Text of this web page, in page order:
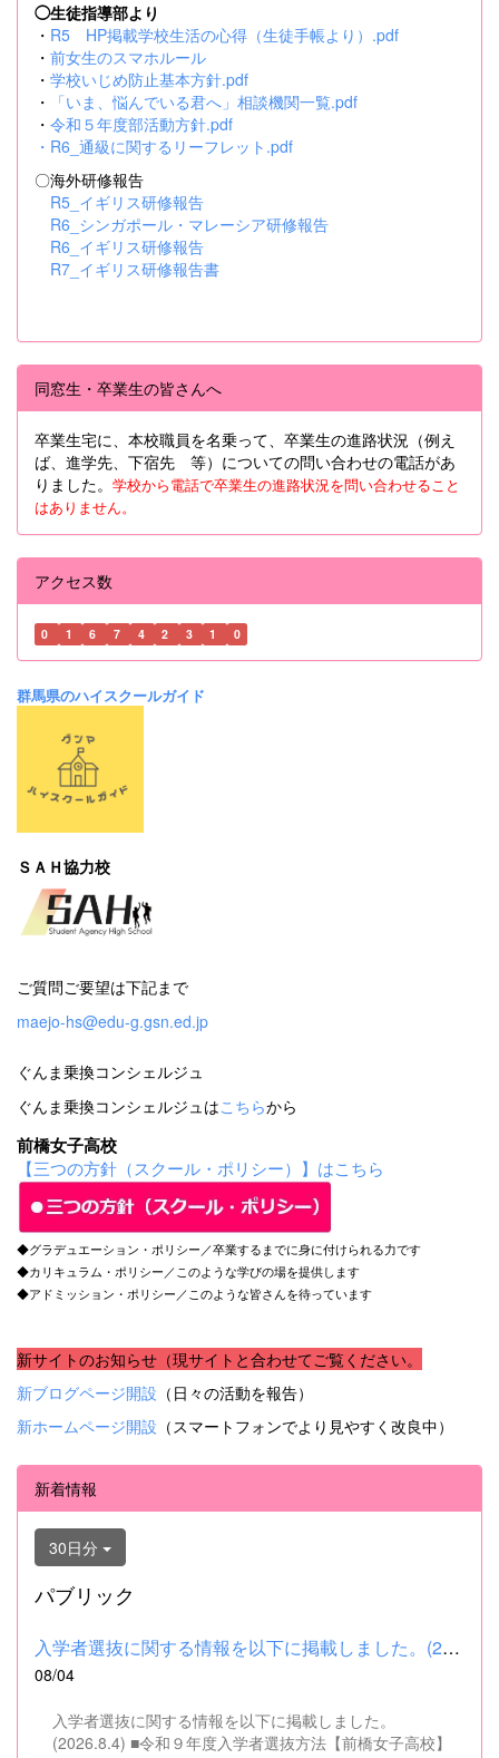
◯生徒指導部より
・ R5 HP掲載学校生活の心得（生徒手帳より）.pdf
・ 前女生のスマホルール
・ 学校いじめ防止基本方針.pdf
・
「いま、悩んでいる君へ」相談機関一覧.pdf
・ 令和５年度部活動方針.pdf
・ R6_通級に関するリーフレット.pdf
〇海外研修報告
R5_イギリス研修報告
R6_シンガポール・マレーシア研修報告
R6_イギリス研修報告
R7_イギリス研修報告書
同窓生・卒業生の皆さんへ
卒業生宅に、本校職員を名乗って、卒業生の進路状況（例え
ば、進学先、下宿先 等）についての問い合わせの電話があ
りました。 学校から電話で卒業生の進路状況を問い合わせること
はありません。
アクセス数
0 1 6 7 4 2 3 1 0
群馬県のハイスクールガイド
ＳＡＨ協力校
ご質問ご要望は下記まで
maejo-hs@edu-g.gsn.ed.jp
ぐんま乗換コンシェルジュ
ぐんま乗換コンシェルジュはこちらから
前橋女子高校
【三つの方針（スクール・ポリシー）】はこちら
◆グラデュエーション・ポリシー／卒業するまでに身に付けられる力です
◆カリキュラム・ポリシー／このような学びの場を提供します
◆アドミッション・ポリシー／このような皆さんを待っています
新サイトのお知らせ（現サイトと合わせてご覧ください。
新ブログページ開設 （日々の活動を報告）
新ホームページ開設 （スマートフォンでより見やすく改良中）
新着情報
30日分
パブリック
入学者選抜に関する情報を以下に掲載しました。(2026.8.4) ■令和...
08/04
入学者選抜に関する情報を以下に掲載しました。
(2026.8.4) ■令和９年度入学者選抜方法【前橋女子高校】